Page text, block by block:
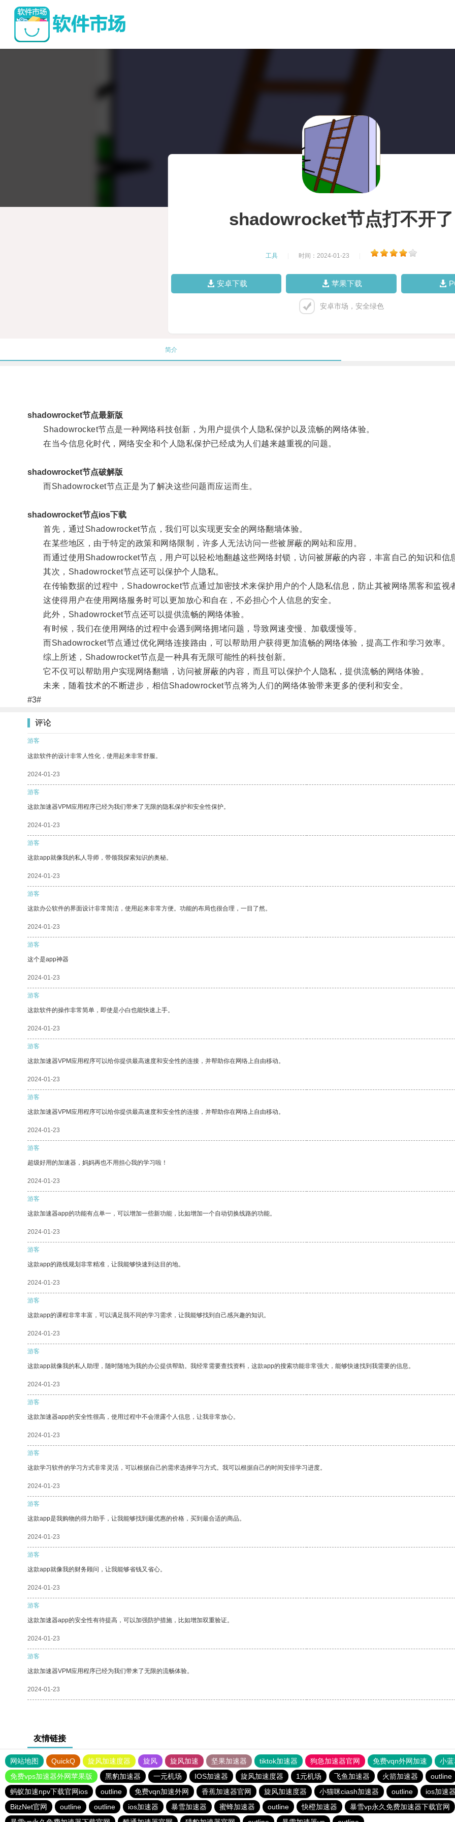
shadowrocket节点打不开了
工具 时间：2024-01-23
安卓下载 苹果下载
安卓市场，安全绿色
简介
shadowrocket节点最新版
Shadowrocket节点是一种网络科技创新，为用户提供个人隐私保护以及流畅的网络体验。
在当今信息化时代，网络安全和个人隐私保护已经成为人们越来越重视的问题。
shadowrocket节点破解版
而Shadowrocket节点正是为了解决这些问题而应运而生。
shadowrocket节点ios下载
首先，通过Shadowrocket节点，我们可以实现更安全的网络翻墙体验。
在某些地区，由于特定的政策和网络限制，许多人无法访问一些被屏蔽的网站和应用。
而通过使用Shadowrocket节点，用户可以轻松地翻越这些网络封锁，访问被屏蔽的内容，丰富自己的知识和信
其次，Shadowrocket节点还可以保护个人隐私。
在传输数据的过程中，Shadowrocket节点通过加密技术来保护用户的个人隐私信息，防止其被网络黑客和监视
这使得用户在使用网络服务时可以更加放心和自在，不必担心个人信息的安全。
此外，Shadowrocket节点还可以提供流畅的网络体验。
有时候，我们在使用网络的过程中会遇到网络拥堵问题，导致网速变慢、加载缓慢等。
而Shadowrocket节点通过优化网络连接路由，可以帮助用户获得更加流畅的网络体验，提高工作和学习效率。
综上所述，Shadowrocket节点是一种具有无限可能性的科技创新。
它不仅可以帮助用户实现网络翻墙，访问被屏蔽的内容，而且可以保护个人隐私，提供流畅的网络体验。
未来，随着技术的不断进步，相信Shadowrocket节点将为人们的网络体验带来更多的便利和安全。
#3#
评论
游客
这款软件的设计非常人性化，使用起来非常舒服。
2024-01-23
游客
这款加速器VPM应用程序已经为我们带来了无限的隐私保护和安全性保护。
2024-01-23
游客
这款app就像我的私人导师，带领我探索知识的奥秘。
2024-01-23
游客
这款办公软件的界面设计非常简洁，使用起来非常方便。功能的布局也很合理，一目了然。
2024-01-23
游客
这个是app神器
2024-01-23
游客
这款软件的操作非常简单，即使是小白也能快速上手。
2024-01-23
游客
这款加速器VPM应用程序可以给你提供最高速度和安全性的连接，并帮助你在网络上自由移动。
2024-01-23
游客
这款加速器VPM应用程序可以给你提供最高速度和安全性的连接，并帮助你在网络上自由移动。
2024-01-23
游客
超级好用的加速器，妈妈再也不用担心我的学习啦！
2024-01-23
游客
这款加速器app的功能有点单一，可以增加一些新功能，比如增加一个自动切换线路的功能。
2024-01-23
游客
这款app的路线规划非常精准，让我能够快速到达目的地。
2024-01-23
游客
这款app的课程非常丰富，可以满足我不同的学习需求，让我能够找到自己感兴趣的知识。
2024-01-23
游客
这款app就像我的私人助理，随时随地为我的办公提供帮助。我经常需要查找资料，这款app的搜索功能非常强大，能够快速找到我需要的信息。
2024-01-23
游客
这款加速器app的安全性很高，使用过程中不会泄露个人信息，让我非常放心。
2024-01-23
游客
这款学习软件的学习方式非常灵活，可以根据自己的需求选择学习方式。我可以根据自己的时间安排学习进度。
2024-01-23
游客
这款app是我购物的得力助手，让我能够找到最优惠的价格，买到最合适的商品。
2024-01-23
游客
这款app就像我的财务顾问，让我能够省钱又省心。
2024-01-23
游客
这款加速器app的安全性有待提高，可以加强防护措施，比如增加双重验证。
2024-01-23
游客
这款加速器VPM应用程序已经为我们带来了无限的流畅体验。
2024-01-23
友情链接
网站地图 QuickQ 旋风加速度器 旋风 旋风加速 坚果加速器 tiktok加速器 狗急加速器官网 免费vqn外网加速 小
免费vps加速器外网苹果版
黑豹加速器 一元机场 IOS加速器 旋风加速度器 1元机场 飞鱼加速器 火箭加速器 outline
蚂蚁加速npv下载官网ios
outline 免费vqn加速外网 香蕉加速器官网 旋风加速度器 小猫咪ciash加速器 outline ios加速器
BitzNet官网
outline outline ios加速器 暴雪加速器 蜜蜂加速器 outline 快橙加速器 暴雪vp永久免费加速器下载官网